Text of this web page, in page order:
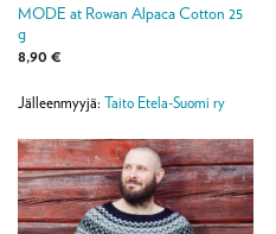
MODE at Rowan Alpaca Cotton 25
g
8,90 €
Jälleenmyyjä: Taito Etela-Suomi ry